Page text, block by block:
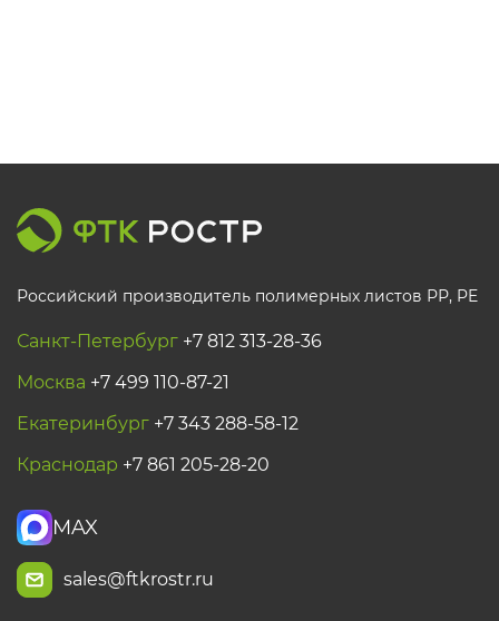
Российский производитель полимерных листов РР, PE
Санкт-Петербург +7 812 313-28-36
Москва +7 499 110-87-21
Екатеринбург +7 343 288-58-12
Краснодар +7 861 205-28-20
MAX
sales@ftkrostr.ru